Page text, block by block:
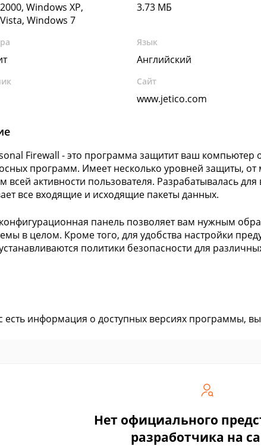
Windows XP,
Windows 7
3.73 МБ
Язык
Английский
Сайт
www.jetico.com
Firewall - это программа защитит ваш компьютер
программ. Имеет несколько уровней защиты,
всей активности пользователя. Разрабатывалась
все входящие и исходящие пакеты данных.
панель позволяет вам нужным
в целом. Кроме того, для удобства настройки
политики безопасности для
есть информация о доступных версиях программы,
Нет официального
разработчика на